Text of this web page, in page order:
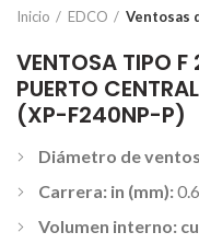
Inicio EDCO Ventosas
VENTOSA TIPO
PUERTO
(XP-F240NP-P)
Diámetro de
Carrera: in (mm):
Volumen interno: cu